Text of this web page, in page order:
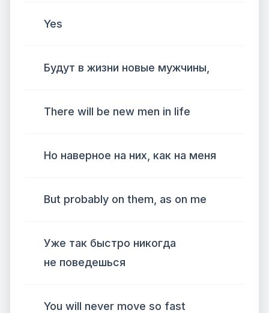
Yes
Будут в жизни новые мужчины,
There will be new men in life
Но наверное на них, как на меня
But probably on them, as on me
Уже так быстро никогда
не поведешься
You will never move so fast